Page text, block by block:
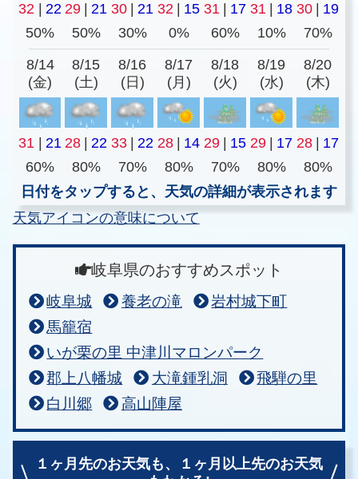
32 22 29 21 30 21 32 15 31 17 31 18 30
19
50%
50% 30% 0% 60% 10% 70%
8/14
(金)
8/15
(土)
8/16
(日)
8/17
(月)
8/18
(火)
8/19
(水)
8/20
(木)
31 21 28 22 33 22 28 14 29 15 29 17 28
17
60%
80% 70% 80% 70% 80%
80%
日付をタップすると、天気の詳細が表示されます
天気アイコンの意味について
岐阜県のおすすめスポット
岐阜城 養老の滝
岩村城下町
馬籠宿
いが栗の里 中津川マロンパーク
郡上八幡城
大滝鍾乳洞
飛騨の里
白川郷
高山陣屋
１ヶ月先のお天気も、
１ヶ月以上先のお天気